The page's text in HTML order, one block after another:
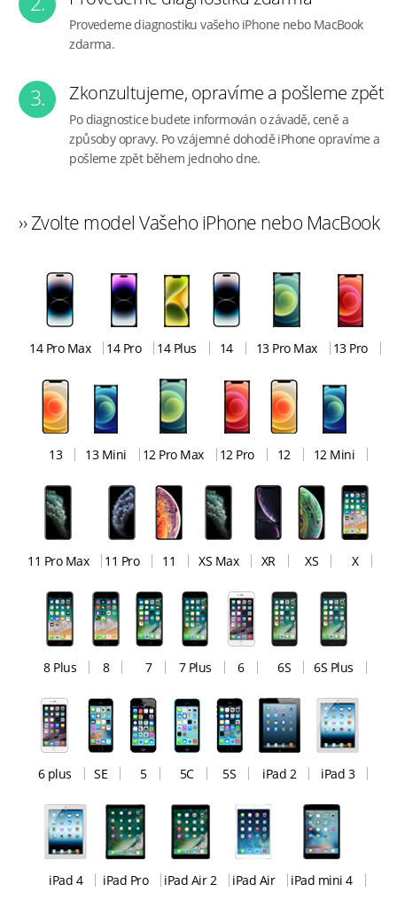
Provedeme diagnostiku vašeho iPhone nebo MacBook
zdarma.
3. Zkonzultujeme, opravíme a pošleme zpět
Po diagnostice budete informován o závadě, ceně a
způsoby opravy. Po vzájemné dohodě iPhone opravíme a
pošleme zpět během jednoho dne.
›› Zvolte model Vašeho iPhone nebo MacBook
14 Pro Max 14 Pro 14 Plus 14 13 Pro Max 13 Pro
13 13 Mini 12 Pro Max 12 Pro 12 12 Mini
11 Pro Max 11 Pro 11 XS Max XR XS X
8 Plus 8 7 7 Plus 6 6S 6S Plus
6 plus SE 5 5C 5S iPad 2 iPad 3
iPad 4 iPad Pro iPad Air 2 iPad Air iPad mini 4